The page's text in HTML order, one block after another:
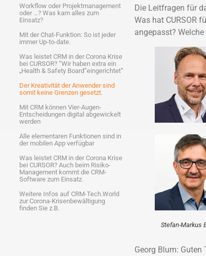
Workflow oder Projektmanagement
oder …? Was kam alles zum
Einsatz?
Mit der Chat-Funktion: So ist jeder
immer Up-to-date.
Was leistet CRM in der Corona Krise
bei CURSOR? “Wir haben extra ein
„Health & Safety Board“eingerichtet”
Der Kreativität der Anwender sind
somit keine Grenzen gesetzt.
Mit CRM können Vier-Augen-
Entscheidungen digital abgewickelt
werden
Alle elementaren Funktionen sind in
der mobilen App verfügbar
Was leistet CRM in der Corona Krise
bei CURSOR? Auch beim Risiko-
Management kommt die CRM-
Software zum Einsatz.
Weitere Infos auf CRM-Tech.World
zur Corona-Krisenbewältigung
finden Sie z.B.
Die Leitfragen für
Was hat CURSOR
angepasst?
Stefan-Markus
Georg Blum: Guten